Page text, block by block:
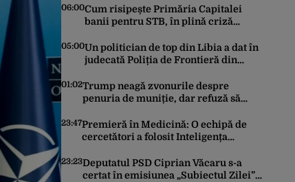
06:00Cum risipește Primăria Capitalei
banii pentru STB, în plină criză
05:00Un politician de top din Libia a dat în
judecată Poliția de Frontieră din
oficial, terorist ISIS
01:02Trump neagă zvonurile despre
penuria de muniție, dar refuză să
nevoie de rachete”
23:47Premieră în Medicină: O echipă de
cercetători a folosit Inteligența
virusuri sintetice la tratarea de E.coli
23:23Deputatul PSD Ciprian Văcaru s-a
certat în emisiunea „Subiectul Zilei”